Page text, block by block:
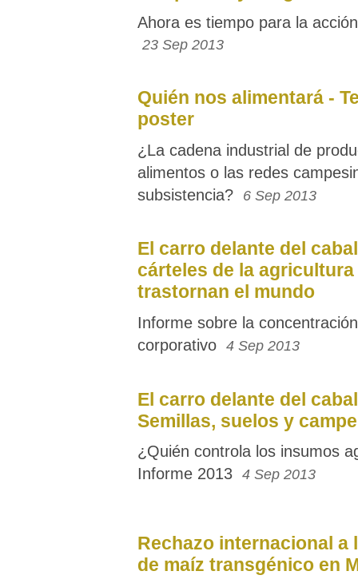
Ahora es tiempo para la acción
23 Sep 2013
Quién nos alimentará -
poster
¿La cadena industrial de
alimentos o las redes
subsistencia?
6 Sep 2013
El carro delante del
cárteles de la agricultura
trastornan el mundo
Informe sobre la
corporativo 4 Sep 2013
El carro delante del
Semillas, suelos y
¿Quién controla los insumos
Informe 2013 4 Sep 2013
Rechazo internacional a
de maíz transgénico en